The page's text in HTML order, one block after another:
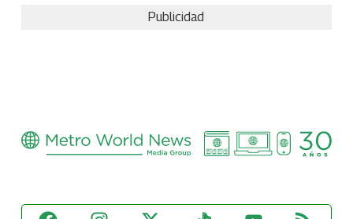
Publicidad